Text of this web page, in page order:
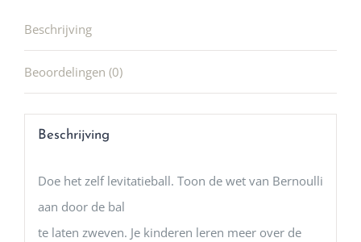
Beschrijving
Beoordelingen (0)
Beschrijving
Doe het zelf levitatieball. Toon de wet van Bernoulli
aan door de bal
te laten zweven. Je kinderen leren meer over de